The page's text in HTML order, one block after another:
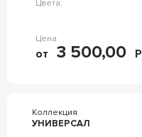
Цвета:
Цена
от 3 500,00 Р
Коллекция
УНИВЕРСАЛ